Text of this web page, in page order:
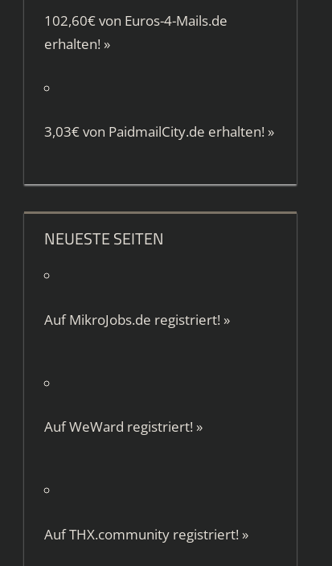
102,60€ von Euros-4-Mails.de
erhalten! »
3,03€ von PaidmailCity.de erhalten! »
NEUESTE SEITEN
AufMikroJobs.de registriert! »
AufWeWard registriert! »
AufTHX.community registriert! »